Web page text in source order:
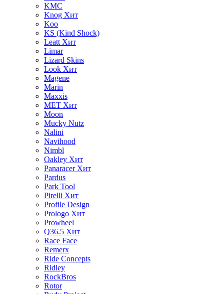
KMC
Knog Хит
Koo
KS (Kind Shock)
Leatt Хит
Limar
Lizard Skins
Look Хит
Magene
Marin
Maxxis
MET Хит
Moon
Mucky Nutz
Nalini
Navihood
Nimbl
Oakley Хит
Panaracer Хит
Pardus
Park Tool
Pirelli Хит
Profile Design
Prologo Хит
Prowheel
Q36.5 Хит
Race Face
Remerx
Ride Concepts
Ridley
RockBros
Rotor